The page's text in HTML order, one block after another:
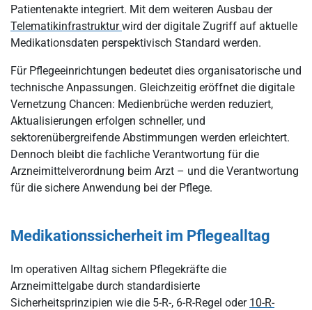
Patientenakte integriert. Mit dem weiteren Ausbau der
Telematikinfrastrukturwird der digitale Zugriff auf aktuelle
Medikationsdaten perspektivisch Standard werden.
Für Pflegeeinrichtungen bedeutet dies organisatorische und
technische Anpassungen. Gleichzeitig eröffnet die digitale
Vernetzung Chancen: Medienbrüche werden reduziert,
Aktualisierungen erfolgen schneller, und
sektorenübergreifende Abstimmungen werden erleichtert.
Dennoch bleibt die fachliche Verantwortung für die
Arzneimittelverordnung beim Arzt – und die Verantwortung
für die sichere Anwendung bei der Pflege.
Medikationssicherheit im Pflegealltag
Im operativen Alltag sichern Pflegekräfte die
Arzneimittelgabe durch standardisierte
Sicherheitsprinzipien wie die 5-R-, 6-R-Regel oder 10-R-